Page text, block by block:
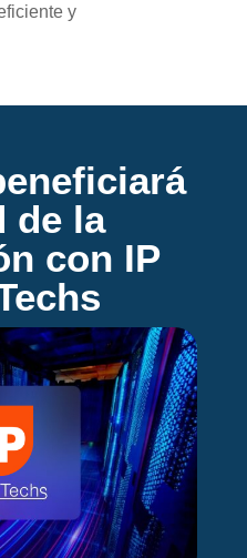
y
de la
con IP